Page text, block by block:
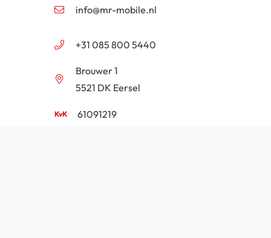
info@mr-mobile.nl
+31 085 800 5440
Brouwer 1
5521 DK Eersel
61091219